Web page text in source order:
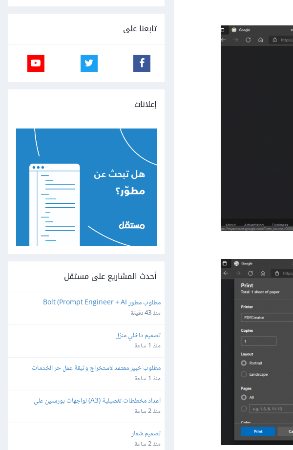
تابعنا على
إعلانات
أحدث المشاريع على مستقل
Developer)
منذ 43 دقيقة
تصميم داخلي منزل
منذ 1 ساعة
الرقمية المتجر إلكتروني
منذ 1 ساعة
الأوتوكاد
منذ 2 ساعة
تصميم شعار
منذ 2 ساعة